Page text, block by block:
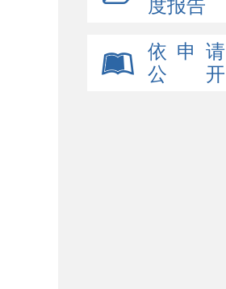
度报告
依 申 请
公 开